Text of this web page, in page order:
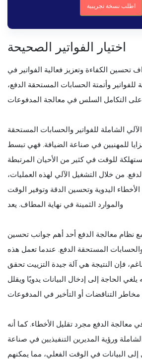
اطلب نسخة تجريبية
اختيار الفواتير الصحيحة
تحسين الكفاءة وتعزيز فعالية الفواتير في
وأتمتة الحسابات المستحقة الدفع،
الشاملة للفواتير والحسابات المستحقة
للمهنيين في صناعة الضيافة. فهي تبسط
للوقت في كثير من الأحيان المرتبطة
من خلال التشغيل الآلي لهذه العمليات،
اليدوية وتحسين الدقة وتوفير الوقت
والموارد الثمينة في نهاية المطاف. يعد
نظام معالجة الدفع أحد أهم جوانب تحسين
والحسابات المستحقة الدفع. عندما تعمل هذه
فإن النتيجة هي آلة جيدة التزييت تحقق
يلغي الحاجة إلى إدخال البيانات يدويًا ويقلل
معالجة الدفع مجرد تقليل الأخطاء. كما أنه
الشاملة ورؤية المديرين التنفيذيين في صناعة
البيانات في الوقت الفعلي، مما يمكنهم